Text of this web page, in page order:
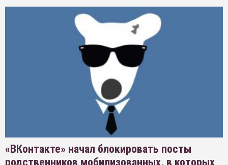
«ВКонтакте» начал блокировать посты
родственников мобилизованных, в которых